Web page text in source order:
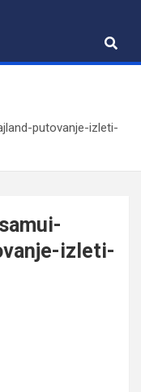
putovanje-izleti-
izleti-